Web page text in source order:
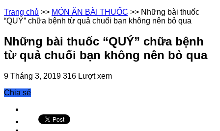
Trang chủ >> MÓN ĂN BÀI THUỐC >> Những bài thuốc
“QUÝ” chữa bệnh từ quả chuối bạn không nên bỏ qua
Những bài thuốc “QUÝ” chữa bệnh
từ quả chuối bạn không nên bỏ qua
9 Tháng 3, 2019 316 Lượt xem
Chia sẻ